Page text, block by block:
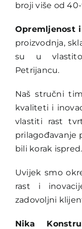
broji više od
Opremljenost
proizvodnja,
su u
Petrijancu.
Naš stručni
kvaliteti i
vlastiti rast
prilagođavanje
bili korak ispred.
Uvijek smo
rast i
zadovoljni
Nika